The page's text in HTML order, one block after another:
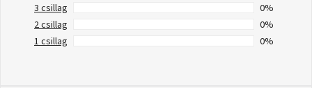
3 csillag
0%
2 csillag
0%
1 csillag
0%